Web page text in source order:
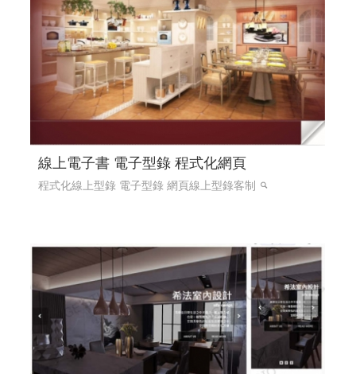
線上電子書 電子型錄 程式化網頁
程式化線上型錄 電子型錄 網頁線上型錄客制